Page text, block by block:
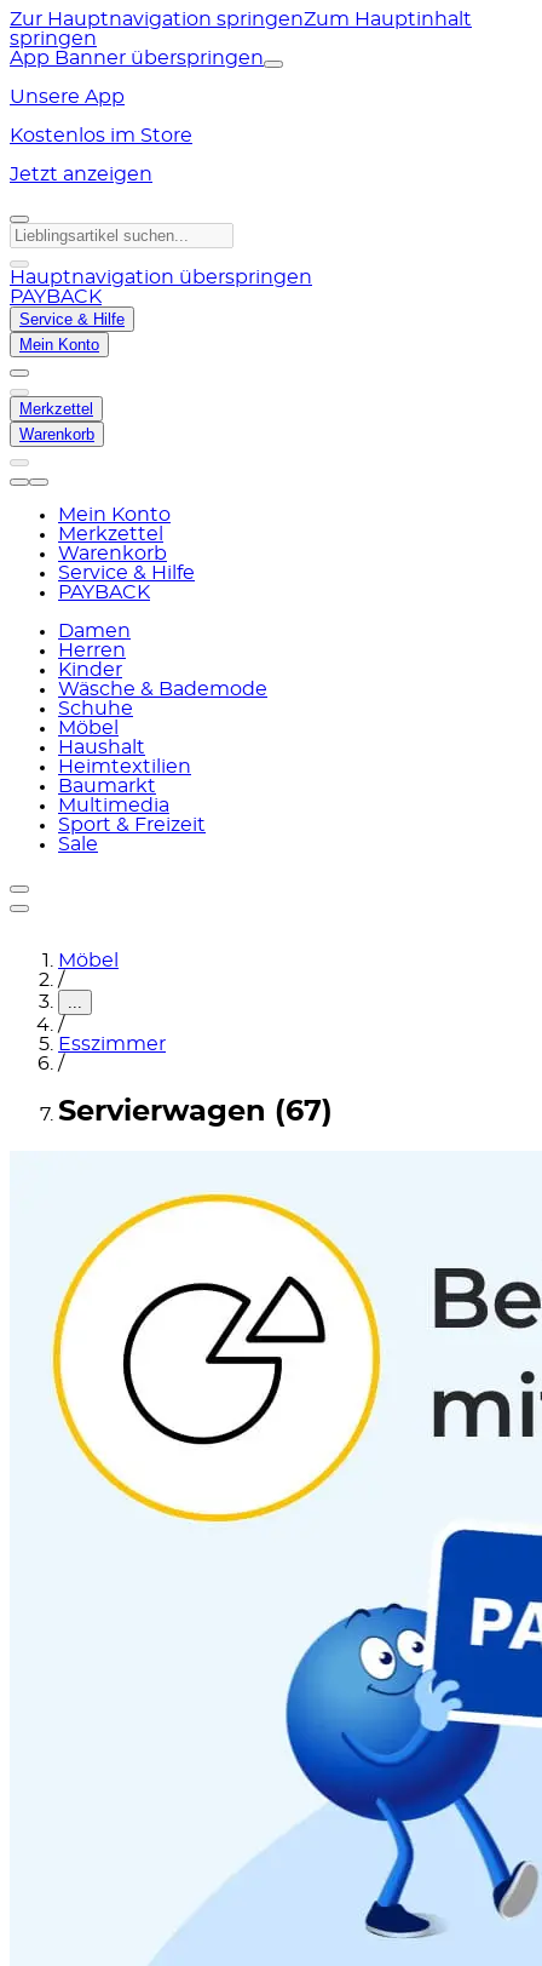
Zur Hauptnavigation springenZum Hauptinhalt
springen
App Banner überspringen
Unsere App
Kostenlos im Store
Jetzt anzeigen
Hauptnavigation überspringen
PAYBACK
Service & Hilfe
Mein Konto
Merkzettel
Warenkorb
Mein Konto
Merkzettel
Warenkorb
Service & Hilfe
PAYBACK
Damen
Herren
Kinder
Wäsche & Bademode
Schuhe
Möbel
Haushalt
Heimtextilien
Baumarkt
Multimedia
Sport & Freizeit
Sale
Möbel
/
...
/
Esszimmer
/
Servierwagen (67)